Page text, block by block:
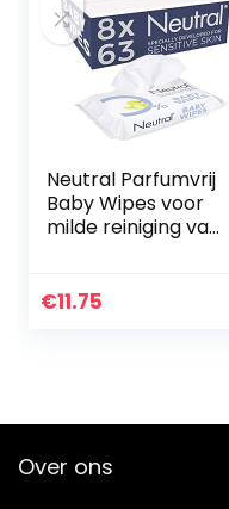
Neutral Parfumvrij
Baby Wipes voor
milde reiniging van
stuks –
€11.75
Over ons